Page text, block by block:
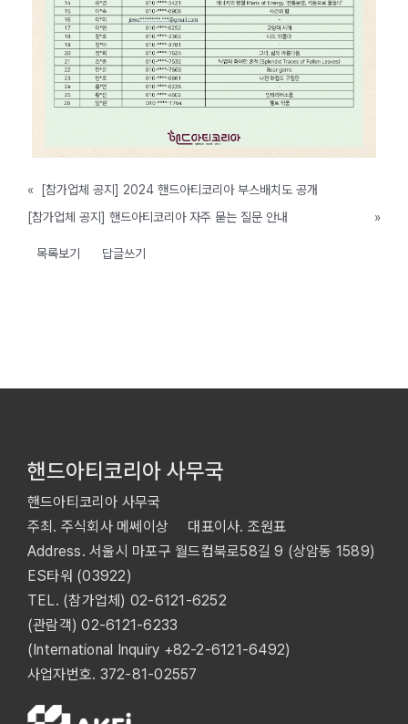
«
[참가업체 공지] 2024 핸드아티코리아 부스배치도 공개
[참가업체 공지] 핸드아티코리아 자주 묻는 질문 안내
»
목록보기 답글쓰기
핸드아티코리아 사무국
핸드아티코리아 사무국
주최. 주식회사 메쎄이상 대표이사. 조원표
Address. 서울시 마포구 월드컵북로58길 9 (상암동 1589)
ES타워 (03922)
TEL. (참가업체) 02-6121-6252
(관람객)02-6121-6233
(International Inquiry +82-2-6121-6492)
사업자번호. 372-81-02557